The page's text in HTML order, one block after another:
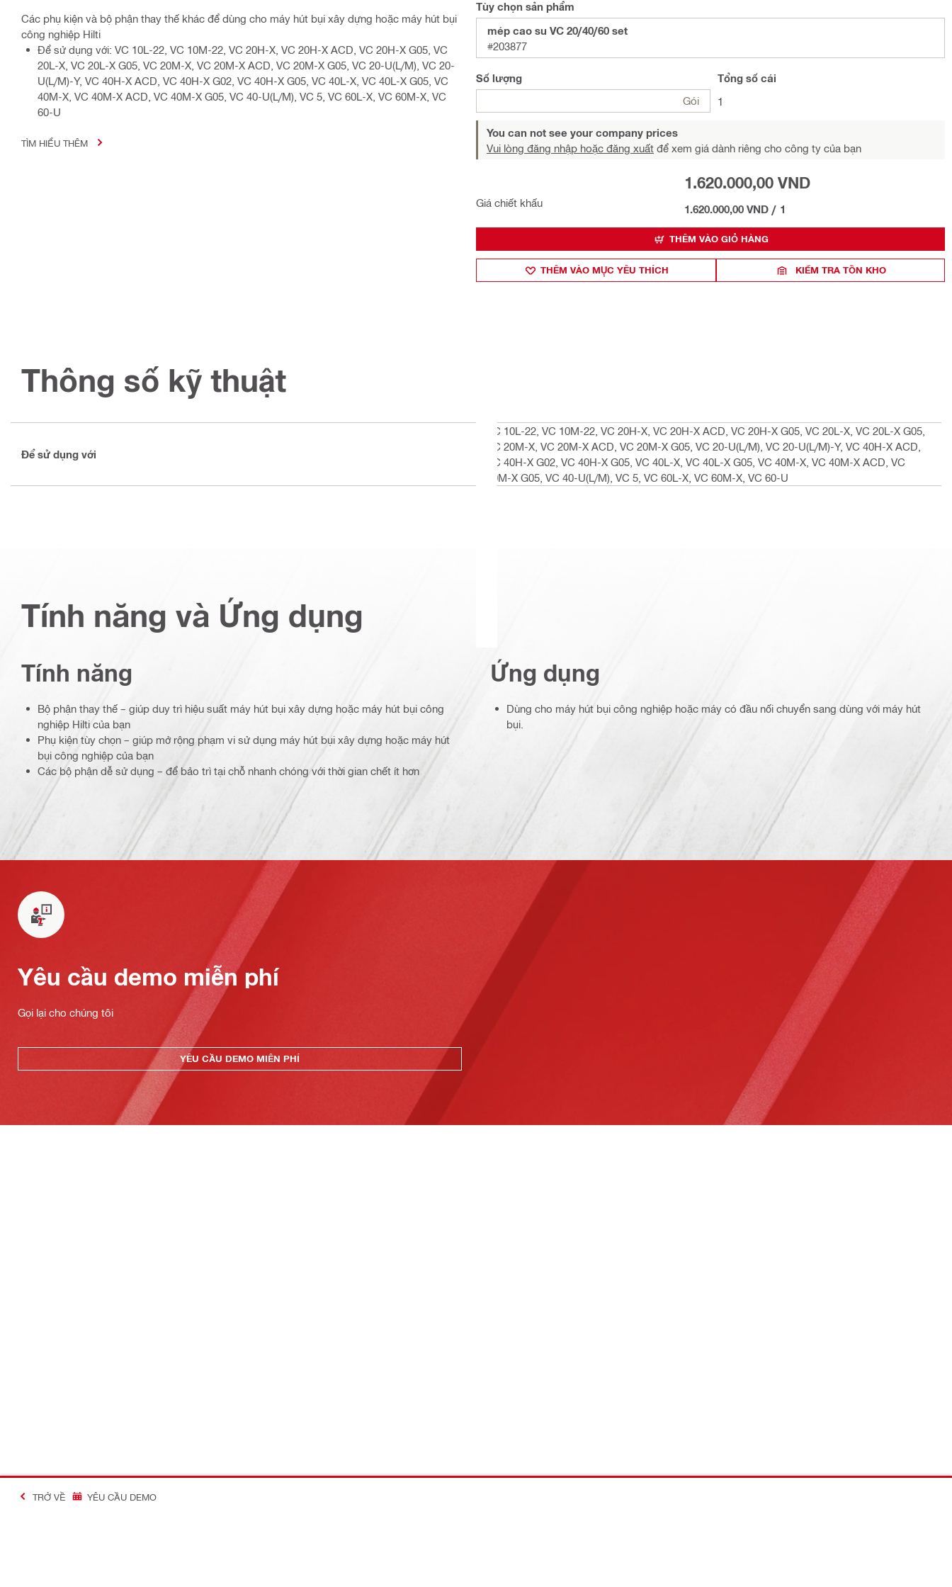
Các phụ kiện và bộ phận thay thế khác để dùng cho máy hút bụi xây dựng hoặc máy hút bụi
công nghiệp Hilti
Để sử dụng với: VC 10L-22, VC 10M-22, VC 20H-X, VC 20H-X ACD, VC 20H-X G05, VC
20L-X, VC 20L-X G05, VC 20M-X, VC 20M-X ACD, VC 20M-X G05, VC 20-U(L/M), VC 20-
U(L/M)-Y, VC 40H-X ACD, VC 40H-X G02, VC 40H-X G05, VC 40L-X, VC 40L-X G05, VC
40M-X, VC 40M-X ACD, VC 40M-X G05, VC 40-U(L/M), VC 5, VC 60L-X, VC 60M-X, VC
60-U
TÌM HIỂU THÊM
Tùy chọn sản phẩm
mép cao su VC 20/40/60 set
#203877
Số lượng
Gói
Tổng số cái
1
You can not see your company prices
Vui lòng đăng nhập hoặc đăng xuất để xem giá dành riêng cho công ty của bạn
Giá chiết khấu
1.620.000,00 VND
1.620.000,00 VND / 1
THÊM VÀO GIỎ HÀNG
THÊM VÀO MỤ̣C YÊU THÍCH KIỂM TRA TỒN KHO
Thông số kỹ thuật
Để sử dụng với
VC 10L-22, VC 10M-22, VC 20H-X, VC 20H-X ACD, VC 20H-X G05, VC 20L-X, VC 20L-X G05,
VC 20M-X, VC 20M-X ACD, VC 20M-X G05, VC 20-U(L/M), VC 20-U(L/M)-Y, VC 40H-X ACD,
VC 40H-X G02, VC 40H-X G05, VC 40L-X, VC 40L-X G05, VC 40M-X, VC 40M-X ACD, VC
40M-X G05, VC 40-U(L/M), VC 5, VC 60L-X, VC 60M-X, VC 60-U
Tính năng và Ứng dụng
Tính năng
Bộ phận thay thế – giúp duy trì hiệu suất máy hút bụi xây dựng hoặc máy hút bụi công
nghiệp Hilti của bạn
Phụ kiện tùy chọn – giúp mở rộng phạm vi sử dụng máy hút bụi xây dựng hoặc máy hút
bụi công nghiệp của bạn
Các bộ phận dễ sử dụng – để bảo trì tại chỗ nhanh chóng với thời gian chết ít hơn
Ứng dụng
Dùng cho máy hút bụi công nghiệp hoặc máy có đầu nối chuyển sang dùng với máy hút
bụi.
Yêu cầu demo miễn phí
Gọi lại cho chúng tôi
YÊU CẦU DEMO MIỄN PHÍ
TRỞ VỀ YÊU CẦU DEMO